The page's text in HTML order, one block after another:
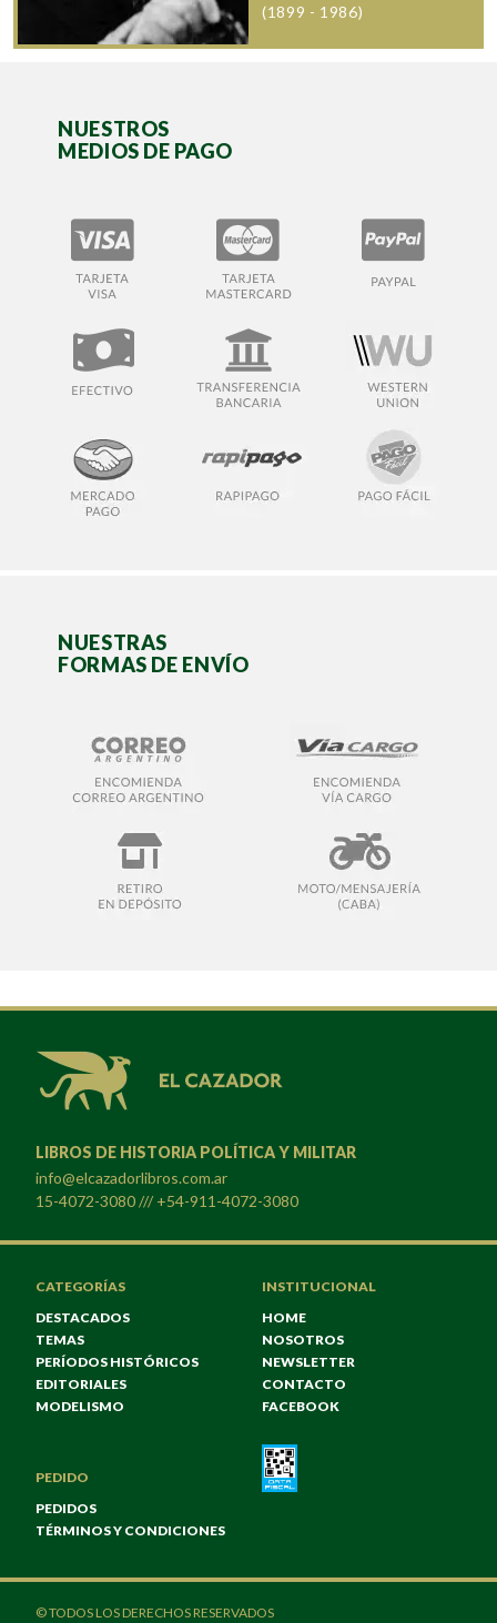
(1899 - 1986)
NUESTROS
MEDIOS DE PAGO
NUESTRAS
FORMAS DE ENVÍO
LIBROS DE HISTORIA POLÍTICA Y MILITAR
info@elcazadorlibros.com.ar
15-4072-3080 /// +54-911-4072-3080
CATEGORÍAS
DESTACADOS
TEMAS
PERÍODOS HISTÓRICOS
EDITORIALES
MODELISMO
INSTITUCIONAL
HOME
NOSOTROS
NEWSLETTER
CONTACTO
FACEBOOK
PEDIDO
PEDIDOS
TÉRMINOS Y CONDICIONES
© TODOS LOS DERECHOS RESERVADOS